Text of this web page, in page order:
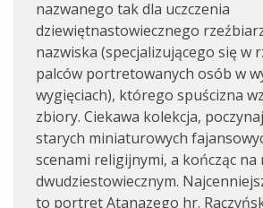
nazwanego tak dla uczczenia
dziewiętnastowiecznego
nazwiska (specjalizującego się w
palców portretowanych osób w
wygięciach), którego spuścizna
zbiory. Ciekawa kolekcja,
starych miniaturowych
scenami religijnymi, a kończąc na
dwudziestowiecznym.
to portret Atanazego hr.